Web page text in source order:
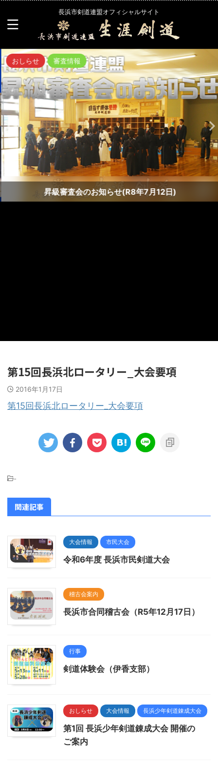
長浜市剣道連盟オフィシャルサイト
おしらせ 審査情報
昇級審査会のお知らせ(R8年7月12日)
第15回長浜北ロータリー_大会要項
2016年1月17日
第15回長浜北ロータリー_大会要項
-
関連記事
大会情報 市民大会
令和6年度 長浜市民剣道大会
稽古会案内
長浜市合同稽古会（R5年12月17日）
行事
剣道体験会（伊香支部）
おしらせ 大会情報 長浜少年剣道錬成大会
第1回 長浜少年剣道錬成大会 開催の
ご案内